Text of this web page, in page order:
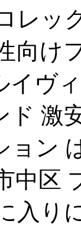
レッ
向け
イヴ
ド 激
ョン
中区
入り